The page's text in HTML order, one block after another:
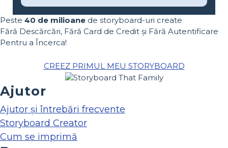
Peste 40 de milioane de storyboard-uri create
Fără Descărcări, Fără Card de Credit și Fără Autentificare
Pentru a Încerca!
CREEZ PRIMUL MEU STORYBOARD
Ajutor
Ajutor și întrebări frecvente
Storyboard Creator
Cum se imprimă